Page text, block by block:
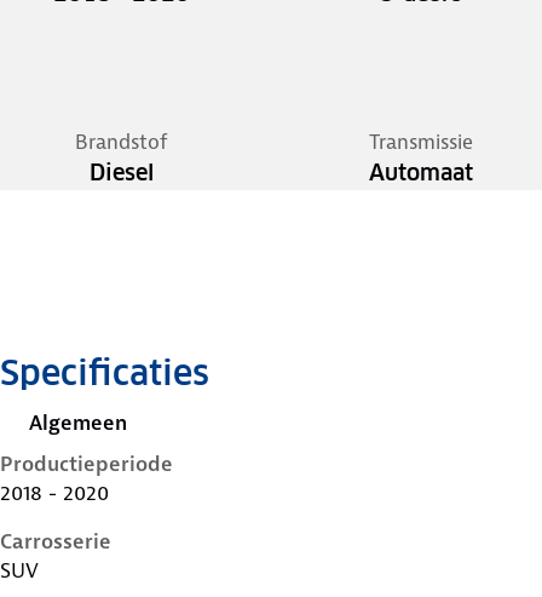
Brandstof
Diesel
Transmissie
Automaat
Specificaties
Algemeen
Productieperiode
2018 - 2020
Carrosserie
SUV